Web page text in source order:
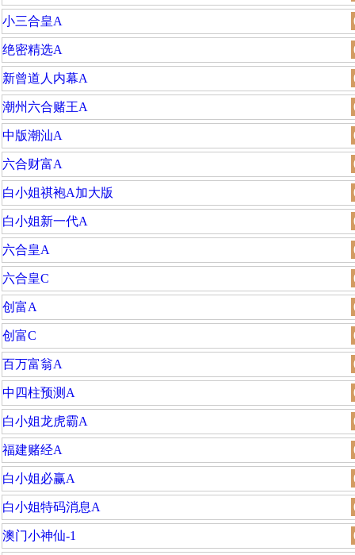
小三合皇A
绝密精选A
新曾道人内幕A
潮州六合赌王A
中版潮汕A
六合财富A
白小姐祺袍A加大版
白小姐新一代A
六合皇A
六合皇C
创富A
创富C
百万富翁A
中四柱预测A
白小姐龙虎霸A
福建赌经A
白小姐必赢A
白小姐特码消息A
澳门小神仙-1